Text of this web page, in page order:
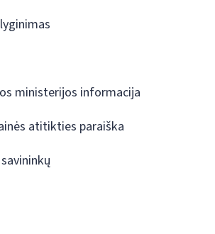
ministerijos informacija
atitikties paraiška